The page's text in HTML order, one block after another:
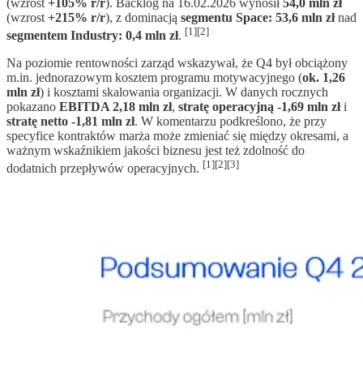
(wzrost +215% r/r), z dominacją segmentu Space: 53,6 mln złnad
segmentem Industry: 0,4 mln zł. [1][2]
Na poziomie rentowności zarząd wskazywał, że Q4 był obciążony
m.in. jednorazowym kosztem programu motywacyjnego (ok. 1,26
mln zł) i kosztami skalowania organizacji. W danych rocznych
pokazano EBITDA 2,18 mln zł, stratę operacyjną -1,69 mln złi
stratę netto -1,81 mln zł. W komentarzu podkreślono, że przy
specyfice kontraktów marża może zmieniać się między okresami, a
ważnym wskaźnikiem jakości biznesu jest też zdolność do
dodatnich przepływów operacyjnych. [1][2][3]